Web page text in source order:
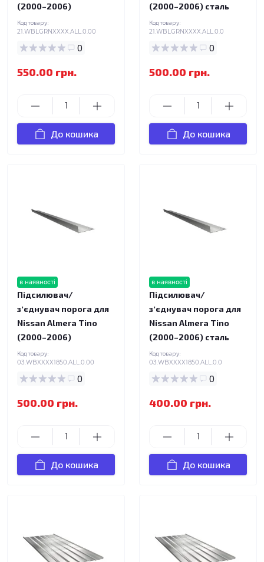
(2000–2006)
Код товару:
21.WBLGRNXXXX.ALL.0.00
0
550.00 грн.
До кошика
(2000–2006) сталь
Код товару:
21.WBLGRNXXXX.ALL.0.0
0
500.00 грн.
До кошика
в наявності
Підсилювач/
зʼєднувач порога для
Nissan Almera Tino
(2000–2006)
Код товару:
03.WBXXXX1850.ALL.0.00
0
500.00 грн.
До кошика
в наявності
Підсилювач/
зʼєднувач порога для
Nissan Almera Tino
(2000–2006) сталь
Код товару:
03.WBXXXX1850.ALL.0.0
0
400.00 грн.
До кошика